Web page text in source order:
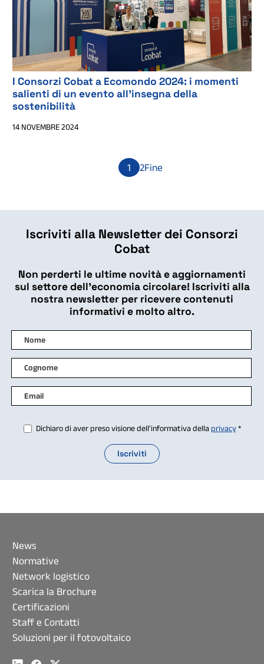
I Consorzi Cobat a Ecomondo 2024: i momenti
salienti di un evento all'insegna della
sostenibilità
14 NOVEMBRE 2024
1 2Fine
Iscriviti alla Newsletter dei Consorzi
Cobat
Non perderti le ultime novità e aggiornamenti
sul settore dell'economia circolare! Iscriviti alla
nostra newsletter per ricevere contenuti
informativi e molto altro.
Nome
Cognome
Indirizzo email *
Dichiaro di aver preso visione dell'informativa della privacy*
News
Normative
Network logistico
Scarica la Brochure
Certificazioni
Staff e Contatti
Soluzioni per il fotovoltaico